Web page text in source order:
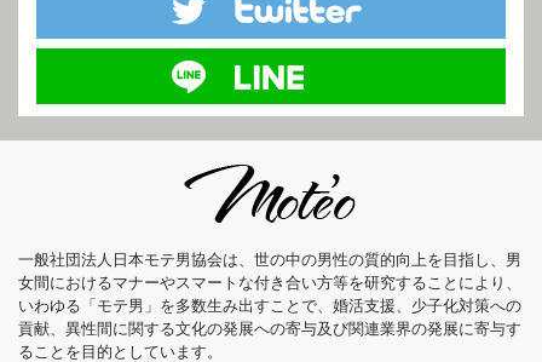
一般社団法人日本モテ男協会は、世の中の男性の質的向上を目指し、男
女間におけるマナーやスマートな付き合い方等を研究することにより、
いわゆる「モテ男」を多数生み出すことで、婚活支援、少子化対策への
貢献、異性間に関する文化の発展への寄与及び関連業界の発展に寄与す
ることを目的としています。